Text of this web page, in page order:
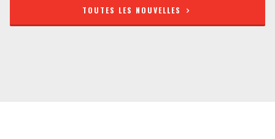
TOUTES LES NOUVELLES